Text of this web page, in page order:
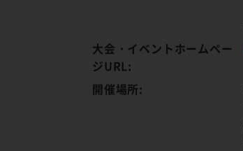
大会・イベントホームペー
ジURL:
開催場所: